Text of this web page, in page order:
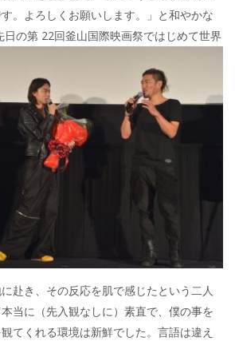
。よろしくお願いします。」と和やかな
日の第 22回釜山国際映画祭ではじめて世界
赴き、その反応を肌で感じたという二人
当に（先入観なしに）素直で、僕の事を
てくれる環境は新鮮でした。言語は違え